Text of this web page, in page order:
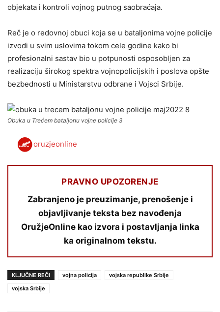
objekata i kontroli vojnog putnog saobraćaja.
Reč je o redovnoj obuci koja se u bataljonima vojne policije
izvodi u svim uslovima tokom cele godine kako bi
profesionalni sastav bio u potpunosti osposobljen za
realizaciju širokog spektra vojnopolicijskih i poslova opšte
bezbednosti u Ministarstvu odbrane i Vojsci Srbije.
Obuka u Trećem bataljonu vojne policije 3
oruzjeonline
PRAVNO UPOZORENJE
Zabranjeno je preuzimanje, prenošenje i
objavljivanje teksta bez navođenja
OružjeOnline kao izvora i postavljanja linka
ka originalnom tekstu.
KLJUČNE REČI vojna policija
vojska republike Srbije
vojska Srbije